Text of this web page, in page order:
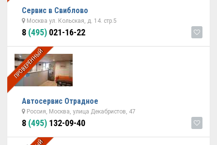
Сервис в Свиблово
Москва ул. Кольская, д. 14. стр.5
8 (495) 021-16-22
ПРОВЕРЕННЫЙ
Автосервис Отрадное
Россия, Москва, улица Декабристов, 47
8 (495) 132-09-40